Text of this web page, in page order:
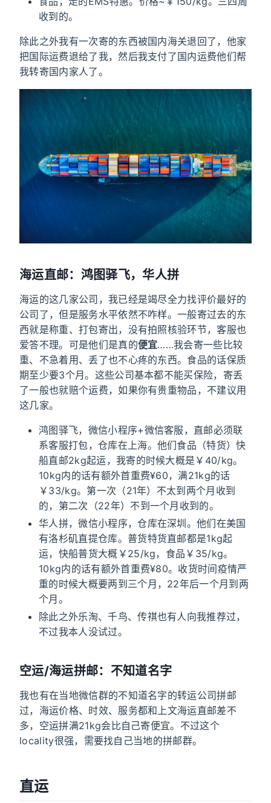
收到的。
除此之外我有一次寄的东西被国内海关退回了，他家
把国际运费退给了我，然后我支付了国内运费他们帮
我转寄国内家人了。
海运直邮：鸿图驿飞，华人拼
海运的这几家公司，我已经是竭尽全力找评价最好的
公司了，但是服务水平依然不咋样。一般寄过去的东
西就是称重、打包寄出，没有拍照核验环节，客服也
爱答不理。可是他们是真的便宜……我会寄一些比较
重、不急着用、丢了也不心疼的东西。食品的话保质
期至少要3个月。这些公司基本都不能买保险，寄丢
了一般也就赔个运费，如果你有贵重物品，不建议用
这几家。
鸿图驿飞，微信小程序+微信客服，直邮必须联
系客服打包，仓库在上海。他们食品（特货）快
船直邮2kg起运，我寄的时候大概是￥40/kg。
10kg内的话有额外首重费¥60，满21kg的话
￥33/kg。第一次（21年）不太到两个月收到
的，第二次（22年）不到一个月收到的。
华人拼，微信小程序，仓库在深圳。他们在美国
有洛杉矶直提仓库。普货特货直邮都是1kg起
运，快船普货大概￥25/kg，食品￥35/kg。
10kg内的话有额外首重费¥80。收货时间疫情严
重的时候大概要两到三个月，22年后一个月到两
个月。
除此之外乐淘、千鸟、传祺也有人向我推荐过，
不过我本人没试过。
空运/海运拼邮：不知道名字
我也有在当地微信群的不知道名字的转运公司拼邮
过，海运价格、时效、服务都和上文海运直邮差不
多，空运拼满21kg会比自己寄便宜。不过这个
locality很强，需要找自己当地的拼邮群。
直运